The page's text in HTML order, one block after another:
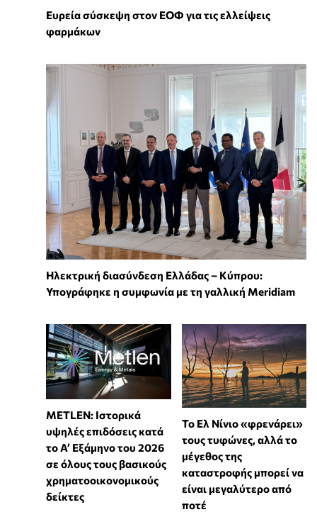
Ευρεία σύσκεψη στον ΕΟΦ για τις ελλείψεις
φαρμάκων
Ηλεκτρική διασύνδεση Ελλάδας – Κύπρου:
Υπογράφηκε η συμφωνία με τη γαλλική Meridiam
METLEN: Ιστορικά
υψηλές επιδόσεις κατά
το Α’ Εξάμηνο του 2026
σε όλους τους βασικούς
χρηματοοικονομικούς
δείκτες
Το Ελ Νίνιο «φρενάρει»
τους τυφώνες, αλλά το
μέγεθος της
καταστροφής μπορεί να
είναι μεγαλύτερο από
ποτέ